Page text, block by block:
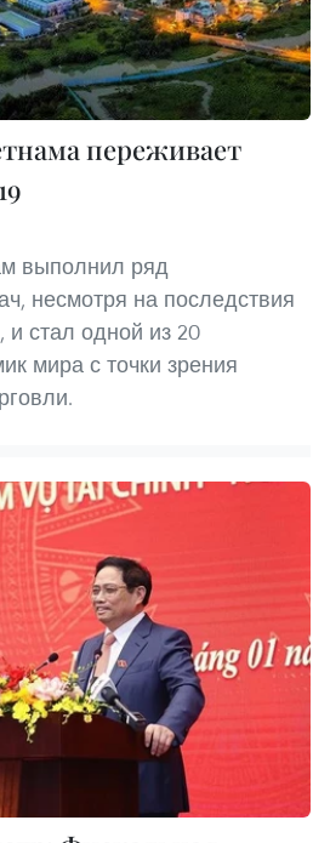
переживает
выполнил ряд
несмотря на последствия
и стал одной из 20
мира с точки зрения